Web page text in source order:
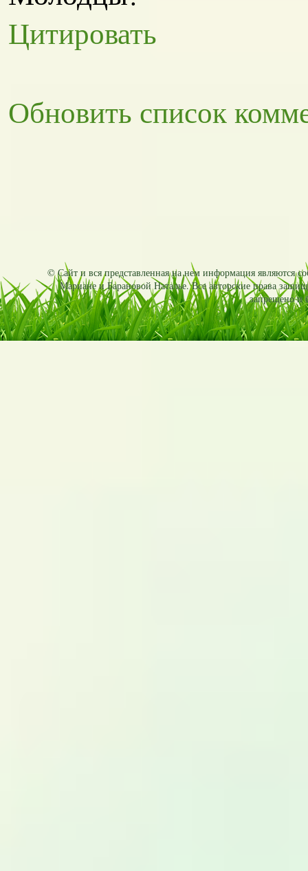
Цитировать
Обновить список
© Сайт и вся представленная на нем информация являются
Мариане и Барановой Наталье. Все авторские права
запрещено и